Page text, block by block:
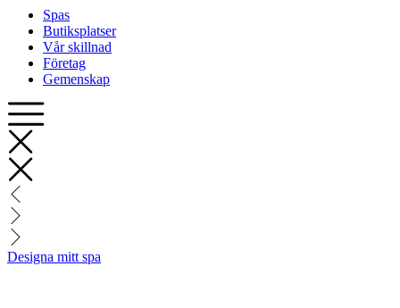
Spas
Butiksplatser
Vår skillnad
Företag
Gemenskap
Designa mitt spa